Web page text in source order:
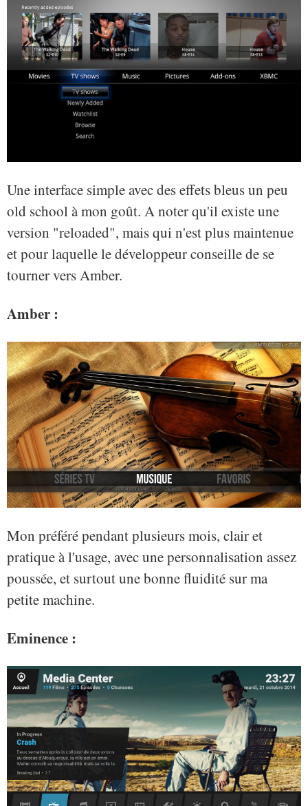
Une interface simple avec des effets bleus un peu
old school à mon goût. A noter qu'il existe une
version "reloaded", mais qui n'est plus maintenue
et pour laquelle le développeur conseille de se
tourner vers Amber.
Amber :
Mon préféré pendant plusieurs mois, clair et
pratique à l'usage, avec une personnalisation assez
poussée, et surtout une bonne fluidité sur ma
petite machine.
Eminence :